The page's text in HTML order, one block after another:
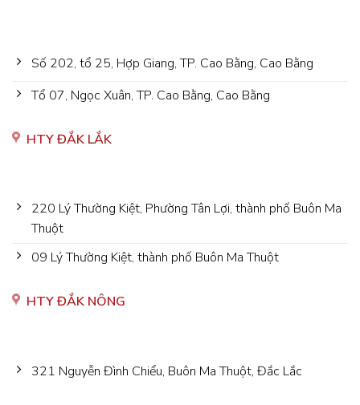
Số 202, tổ 25, Hợp Giang, TP. Cao Bằng, Cao Bằng
Tổ 07, Ngọc Xuân, TP. Cao Bằng, Cao Bằng
HTY ĐẮK LẮK
220 Lý Thường Kiệt, Phường Tân Lợi, thành phố Buôn Ma
Thuột
09 Lý Thường Kiệt, thành phố Buôn Ma Thuột
HTY ĐẮK NÔNG
321 Nguyễn Đình Chiểu, Buôn Ma Thuột, Đắc Lắc